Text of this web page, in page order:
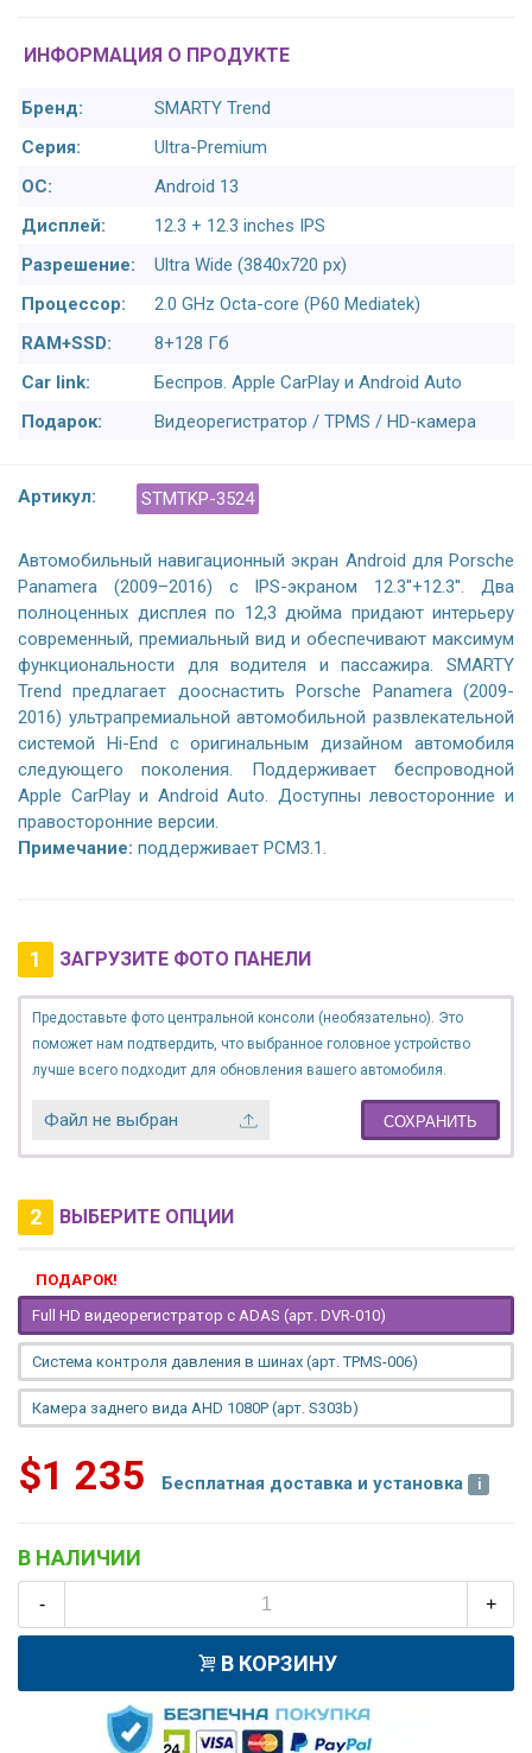
ИНФОРМАЦИЯ О ПРОДУКТЕ
Бренд:
SMARTY Trend
Серия:
Ultra-Premium
ОС:
Android 13
Дисплей:
12.3 + 12.3 inches IPS
Разрешение:
Ultra Wide (3840x720 px)
Процессор:
2.0 GHz Octa-core (P60 Mediatek)
RAM+SSD:
8+128 Гб
Car link:
Беспров. Apple CarPlay и Android Auto
Подарок:
Видеорегистратор / TPMS / HD-камера
Артикул: STMTKP-3524
Автомобильный навигационный экран Android для Porsche
Panamera (2009–2016) с IPS-экраном 12.3''+12.3''. Два
полноценных дисплея по 12,3 дюйма придают интерьеру
современный, премиальный вид и обеспечивают максимум
функциональности для водителя и пассажира. SMARTY
Trend предлагает дооснастить Porsche Panamera (2009-
2016) ультрапремиальной автомобильной развлекательной
системой Hi-End с оригинальным дизайном автомобиля
следующего поколения. Поддерживает беспроводной
Apple CarPlay и Android Auto. Доступны левосторонние и
правосторонние версии.
Примечание: поддерживает PCM3.1.
1 ЗАГРУЗИТЕ ФОТО ПАНЕЛИ
Предоставьте фото центральной консоли (необязательно). Это
поможет нам подтвердить, что выбранное головное устройство
лучше всего подходит для обновления вашего автомобиля.
Файл не выбран СОХРАНИТЬ
2 ВЫБЕРИТЕ ОПЦИИ
ПОДАРОК!
Full HD видеорегистратор с ADAS (арт. DVR-010)
Система контроля давления в шинах (арт. TPMS-006)
Камера заднего вида AHD 1080P (арт. S303b)
$1 235 Бесплатная доставка и установка
В НАЛИЧИИ
- +
В КОРЗИНУ